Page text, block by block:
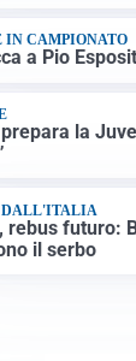
IN CAMPIONATO
a Pio
la
DALL'ITALIA
rebus futuro:
il serbo